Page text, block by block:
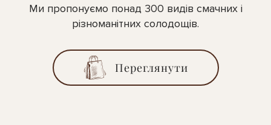
Ми пропонуємо понад 300 видів смачних і
різноманітних солодощів.
Переглянути